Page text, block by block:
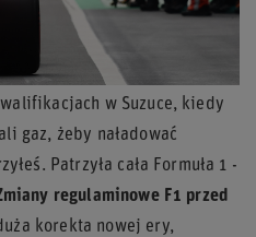
w Suzuce, kiedy
gaz, żeby naładować
Patrzyła cała Formuła 1 -
regulaminowe F1 przed
korekta nowej ery,